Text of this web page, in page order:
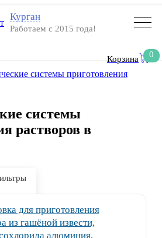
Курган
Работаем с 2015 года!
Корзина
0
системы приготовления
системы
растворов в